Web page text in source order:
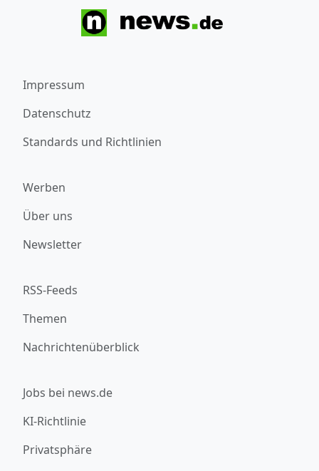
Impressum
Datenschutz
Standards und Richtlinien
Werben
Über uns
Newsletter
RSS-Feeds
Themen
Nachrichtenüberblick
Jobs bei news.de
KI-Richtlinie
Privatsphäre